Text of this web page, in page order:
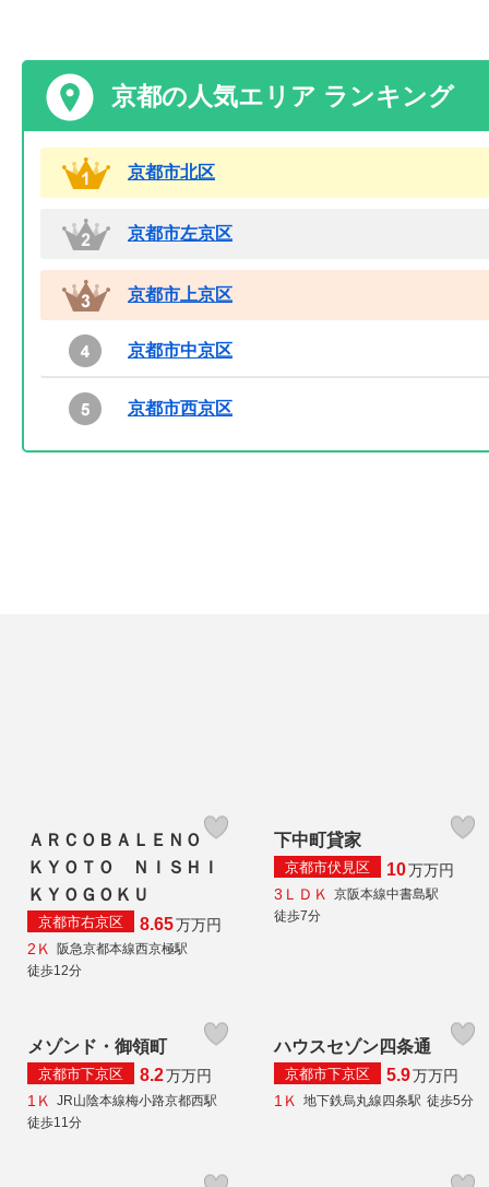
京都の人気エリア ランキング
京都市北区
京都市左京区
京都市上京区
京都市中京区
京都市西京区
ＡＲＣＯＢＡＬＥＮＯ
ＫＹＯＴＯ ＮＩＳＨＩ
ＫＹＯＧＯＫＵ
京都市右京区 8.65万万円
2Ｋ
阪急京都本線西京極駅
徒歩12分
下中町貸家
京都市伏見区 10万万円
3ＬＤＫ
京阪本線中書島駅
徒歩7分
メゾンド・御領町
京都市下京区 8.2万万円
1Ｋ
JR山陰本線梅小路京都西駅
徒歩11分
ハウスセゾン四条通
京都市下京区 5.9万万円
1Ｋ
地下鉄烏丸線四条駅 徒歩5分